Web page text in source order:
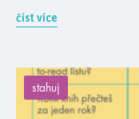
číst více
stahuj